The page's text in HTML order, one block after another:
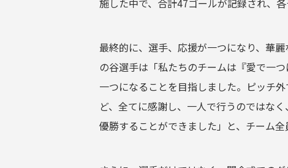
施した中で、合計47ゴールが記録され、
最終的に、選手、応援が一つになり、華
の谷選手は「私たちのチームは『愛で一
一つになることを目指しました。ピッチ
ど、全てに感謝し、一人で行うのではな
優勝することができました」と、チーム